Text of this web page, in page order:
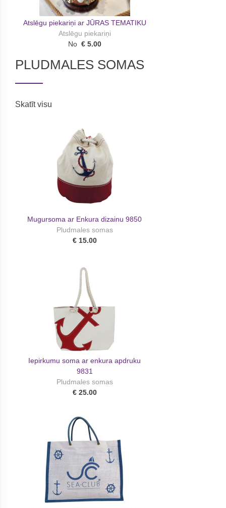
Atslēgu piekariņi ar JŪRAS TEMATIKU
Atslēgu piekariņi
No € 5.00
PLUDMALES SOMAS
Skatīt visu
Mugursoma ar Enkura dizainu 9850
Pludmales somas
€ 15.00
Iepirkumu soma ar enkura apdruku
9831
Pludmales somas
€ 25.00